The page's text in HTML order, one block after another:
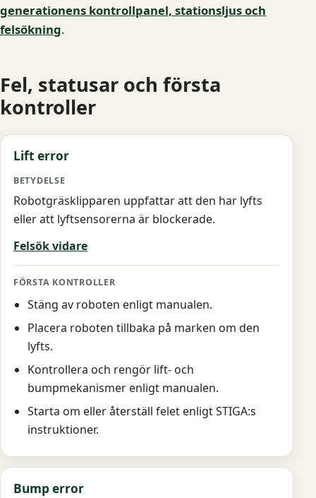
generationens kontrollpanel, stationsljus och
felsökning.
Fel, statusar och första
kontroller
Kod Felmeddelande
Lift error
Robotgräsklipparen uppfattar att den har lyfts
eller att lyftsensorerna är blockerade.
Felsök vidare
Stäng av roboten enligt manualen.
Placera roboten tillbaka på marken om den
lyfts.
Kontrollera och rengör lift- och
bumpmekanismer enligt manualen.
Starta om eller återställ felet enligt STIGA:s
instruktioner.
Bump error